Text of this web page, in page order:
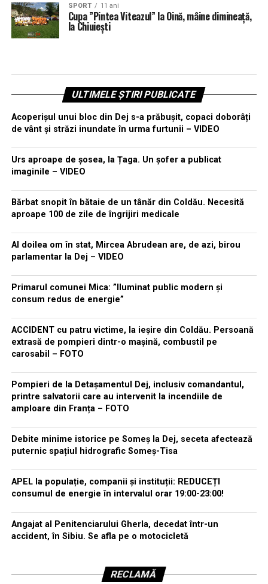
SPORT 11 ani
Cupa ”Pintea Viteazul” la Oină, mâine dimineață,
la Chiuiești
ULTIMELE ȘTIRI PUBLICATE
Acoperișul unui bloc din Dej s-a prăbușit, copaci doborâți
de vânt și străzi inundate în urma furtunii – VIDEO
Urs aproape de șosea, la Țaga. Un șofer a publicat
imaginile – VIDEO
Bărbat snopit în bătaie de un tânăr din Coldău. Necesită
aproape 100 de zile de îngrijiri medicale
Al doilea om în stat, Mircea Abrudean are, de azi, birou
parlamentar la Dej – VIDEO
Primarul comunei Mica: ”Iluminat public modern și
consum redus de energie”
ACCIDENT cu patru victime, la ieșire din Coldău. Persoană
extrasă de pompieri dintr-o mașină, combustil pe
carosabil – FOTO
Pompieri de la Detașamentul Dej, inclusiv comandantul,
printre salvatorii care au intervenit la incendiile de
amploare din Franța – FOTO
Debite minime istorice pe Someș la Dej, seceta afectează
puternic spațiul hidrografic Someș-Tisa
APEL la populație, companii și instituții: REDUCEȚI
consumul de energie în intervalul orar 19:00-23:00!
Angajat al Penitenciarului Gherla, decedat într-un
accident, în Sibiu. Se afla pe o motocicletă
RECLAMĂ